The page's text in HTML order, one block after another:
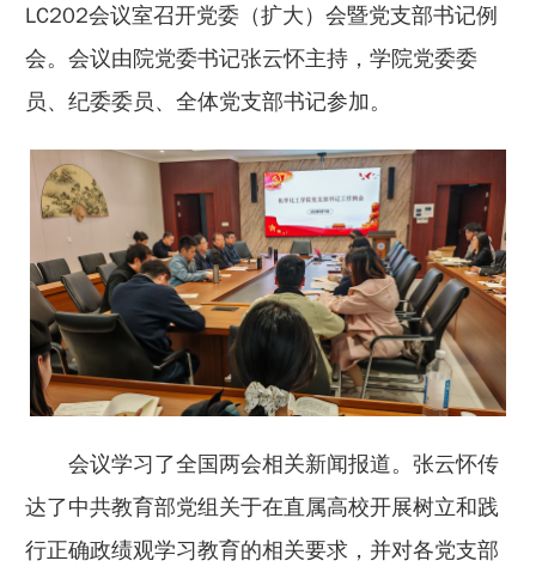
LC202会议室召开党委（扩大）会暨党支部书记例
会。会议由院党委书记张云怀主持，学院党委委
员、纪委委员、全体党支部书记参加。
会议学习了全国两会相关新闻报道。张云怀传
达了中共教育部党组关于在直属高校开展树立和践
行正确政绩观学习教育的相关要求，并对各党支部